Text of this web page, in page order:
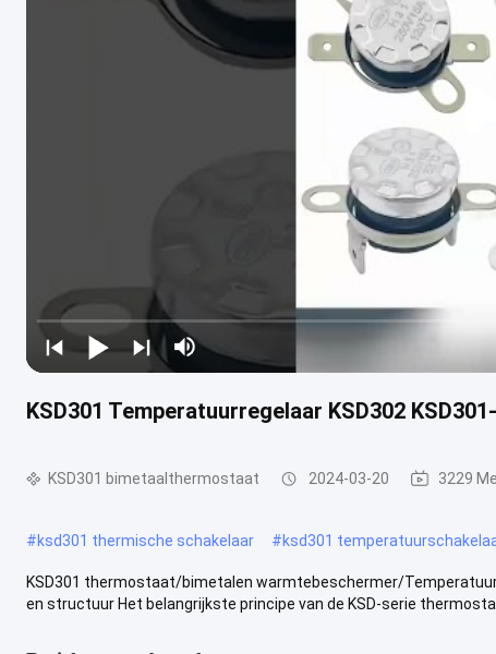
KSD301 Temperatuurregelaar KSD302
KSD301 bimetaalthermostaat 2024-03-20 3229
#ksd301 thermische schakelaar #ksd301
KSD301 thermostaat/bimetalen warmtebeschermer/
en structuur Het belangrijkste principe van de KSD-serie